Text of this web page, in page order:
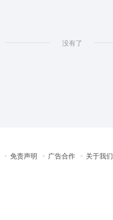
没有了
免责声明 广告合作 关于我们